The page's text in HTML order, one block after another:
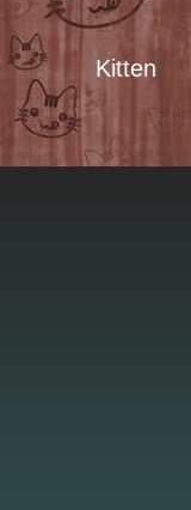
Kitten